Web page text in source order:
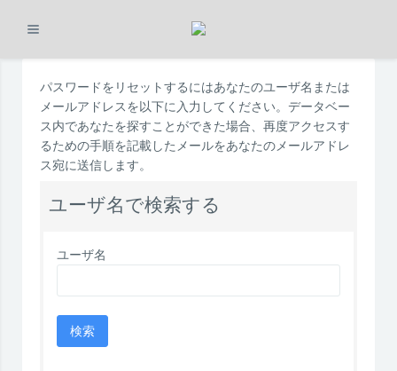
展開する
パスワードをリセットするにはあなたのユーザ名または
メールアドレスを以下に入力してください。データベー
ス内であなたを探すことができた場合、再度アクセスす
るための手順を記載したメールをあなたのメールアドレ
ス宛に送信します。
ユーザ名で検索する
ユーザ名